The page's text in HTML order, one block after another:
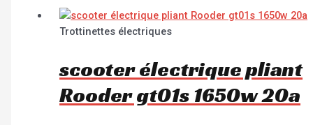
Trottinettes électriques
scooter électrique pliant
Rooder gt01s 1650w 20a